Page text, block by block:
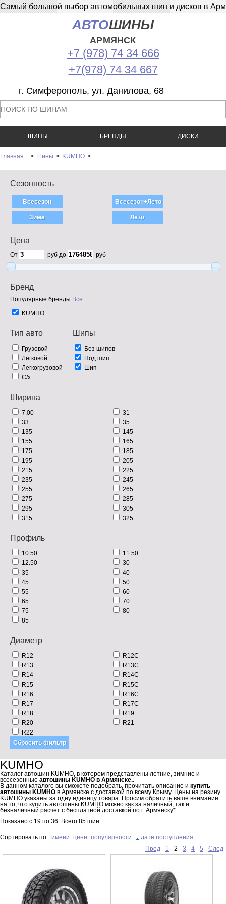
Самый большой выбор автомобильных шин и дисков в
АВТОШИНЫ
АРМЯНСК
+7 (978) 74 34 666
+7(978) 74 34 667
г. Симферополь, ул. Данилова, 68
ШИНЫ БРЕНДЫ ДИСКИ
Главная > Шины > KUMHO >
Сезонность
Цена
От руб до руб
Бренд
Популярные бренды Все
KUMHO
Тип авто
Грузовой
Легковой
Легкогрузовой
С/х
Шипы
Без шипов
Под шип
Шип
Ширина
7.00
31
33
35
135
145
155
165
175
185
195
205
215
225
235
245
255
265
275
285
295
305
315
325
Профиль
10.50
11.50
12.50
30
35
40
45
50
55
60
65
70
75
80
85
Диаметр
R12
R12C
R13
R13C
R14
R14C
R15
R15C
R16
R16C
R17
R17C
R18
R19
R20
R21
R22
KUMHO
Каталог автошин KUMHO, в котором представлены летние, зимние и
всесезонные автошины KUMHO в Армянске.
В данном каталоге вы сможете подобрать, прочитать описание и купить
автошины KUMHO в Армянске с доставкой по всему Крыму. Цены на резину
KUMHO указаны за одну единицу товара. Просим обратить ваше внимание
на то, что купить автошины KUMHO можно как за наличный, так и
безналичный расчет с бесплатной доставкой по г. Армянску*.
Показано с 19 по 36 . Всего 85 шин
Сортировать по: имени цене популярности
дате поступления
Пред
1 2 3 4 5 След